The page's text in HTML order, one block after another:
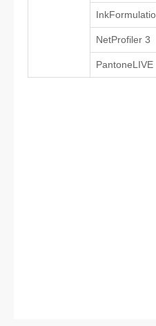
NetProfiler 3
PantoneLIVE